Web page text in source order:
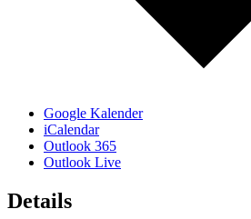
Google Kalender
iCalendar
Outlook 365
Outlook Live
Details